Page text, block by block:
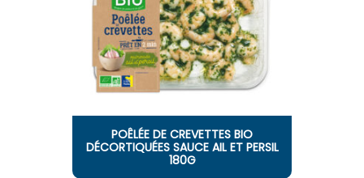
POÊLÉE DE CREVETTES BIO
DÉCORTIQUÉES SAUCE AIL ET PERSIL
180G